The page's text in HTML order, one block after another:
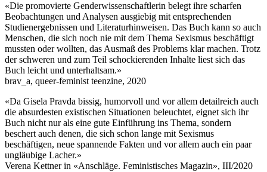
«Die promovierte Genderwissenschaftlerin belegt ihre scharfen
Beobachtungen und Analysen ausgiebig mit entsprechenden
Studienergebnissen und Literaturhinweisen. Das Buch kann so auch
Menschen, die sich noch nie mit dem Thema Sexismus beschäftigt
mussten oder wollten, das Ausmaß des Problems klar machen. Trotz
der schweren und zum Teil schockierenden Inhalte liest sich das
Buch leicht und unterhaltsam.»
brav_a, queer-feminist teenzine, 2020
«Da Gisela Pravda bissig, humorvoll und vor allem detailreich auch
die absurdesten existischen Situationen beleuchtet, eignet sich ihr
Buch nicht nur als eine gute Einführung ins Thema, sondern
beschert auch denen, die sich schon lange mit Sexismus
beschäftigen, neue spannende Fakten und vor allem auch ein paar
ungläubige Lacher.»
Verena Kettner in «Anschläge. Feministisches Magazin», III/2020